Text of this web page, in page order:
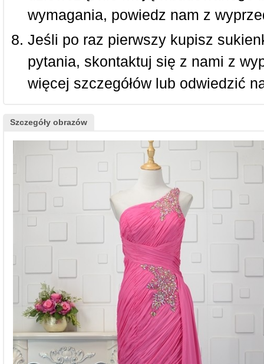
wymagania, powiedz nam z
Jeśli po raz pierwszy kupisz
pytania, skontaktuj się z nami z
więcej szczegółów lub odwiedzić
Szczegóły obrazów